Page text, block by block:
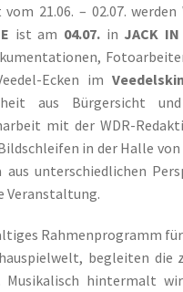
21.06. – 02.07.
ist am 04.07.in JACK
Ecken im
aus Bürgersicht
mit der WDR-
in der Halle von
aus unterschiedlichen
Veranstaltung.
Rahmenprogramm
begleiten die
Musikalisch hintermalt